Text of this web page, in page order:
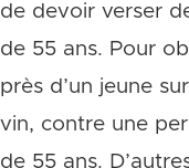
de devoir verser
de 55 ans. Pour
près d’un jeune
vin, contre une
de 55 ans.